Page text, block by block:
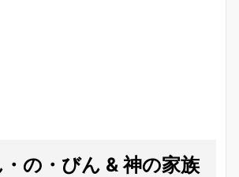
の・びん & 神の家族